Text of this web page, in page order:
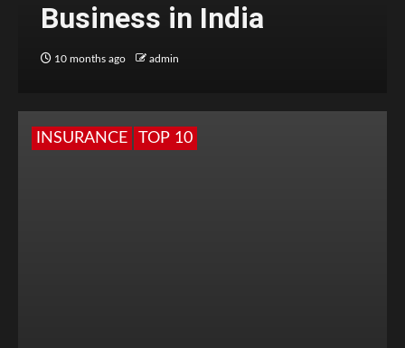
Business in India
10 months ago admin
INSURANCE TOP 10